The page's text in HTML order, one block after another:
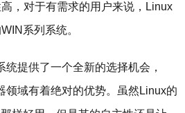
，对于有需求的用户来说，Linux
系列系统。
统提供了一个全新的选择机会，
领域有着绝对的优势。虽然Linux的